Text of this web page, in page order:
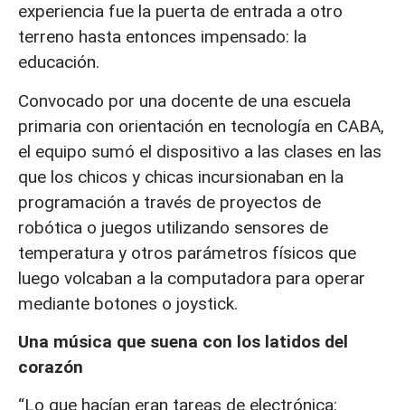
experiencia fue la puerta de entrada a otro
terreno hasta entonces impensado: la
educación.
Convocado por una docente de una escuela
primaria con orientación en tecnología en CABA,
el equipo sumó el dispositivo a las clases en las
que los chicos y chicas incursionaban en la
programación a través de proyectos de
robótica o juegos utilizando sensores de
temperatura y otros parámetros físicos que
luego volcaban a la computadora para operar
mediante botones o joystick.
Una música que suena con los latidos del
corazón
“Lo que hacían eran tareas de electrónica: